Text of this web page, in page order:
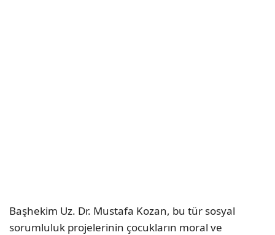
Başhekim Uz. Dr. Mustafa Kozan, bu tür sosyal
sorumluluk projelerinin çocukların moral ve